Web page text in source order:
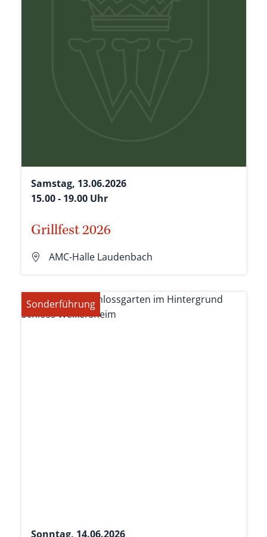
Samstag, 13.06.2026
15.00 - 19.00 Uhr
Grillfest 2026
AMC-Halle Laudenbach
Sonderführung
Sonntag, 14.06.2026